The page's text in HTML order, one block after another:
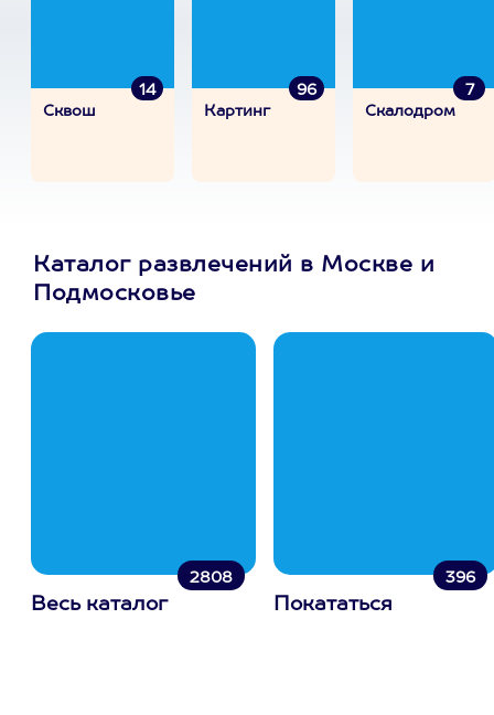
14
Сквош
96
Картинг
7
Скалодром
Каталог развлечений в Москве и
Подмосковье
2808
Весь каталог
396
Покататься